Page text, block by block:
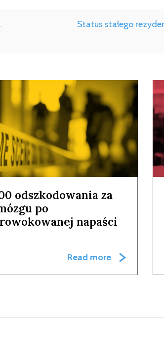
Status stałego
odszkodowania za
po
napaści
Read more